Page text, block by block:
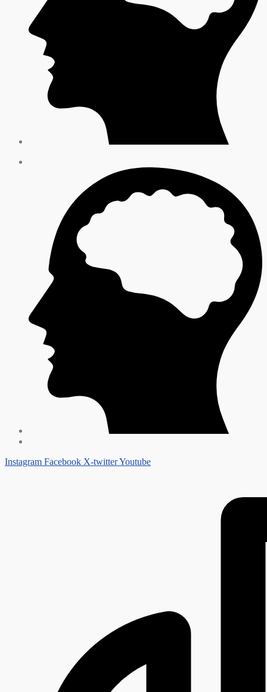
Instagram Facebook X-twitterYoutube